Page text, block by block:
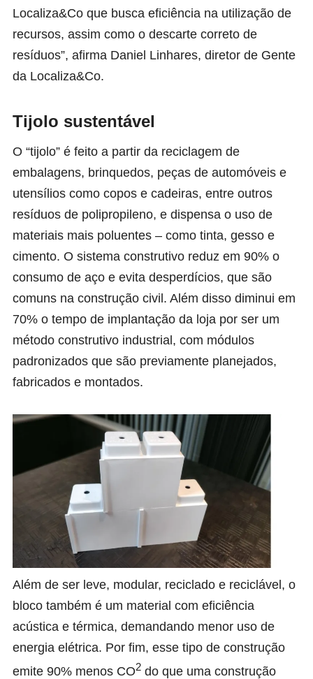
Localiza&Co que busca eficiência na utilização de
recursos, assim como o descarte correto de
resíduos”, afirma Daniel Linhares, diretor de Gente
da Localiza&Co.
Tijolo sustentável
O “tijolo” é feito a partir da reciclagem de
embalagens, brinquedos, peças de automóveis e
utensílios como copos e cadeiras, entre outros
resíduos de polipropileno, e dispensa o uso de
materiais mais poluentes – como tinta, gesso e
cimento. O sistema construtivo reduz em 90% o
consumo de aço e evita desperdícios, que são
comuns na construção civil. Além disso diminui em
70% o tempo de implantação da loja por ser um
método construtivo industrial, com módulos
padronizados que são previamente planejados,
fabricados e montados.
Além de ser leve, modular, reciclado e reciclável, o
bloco também é um material com eficiência
acústica e térmica, demandando menor uso de
energia elétrica. Por fim, esse tipo de construção
emite 90% menos CO2 do que uma construção